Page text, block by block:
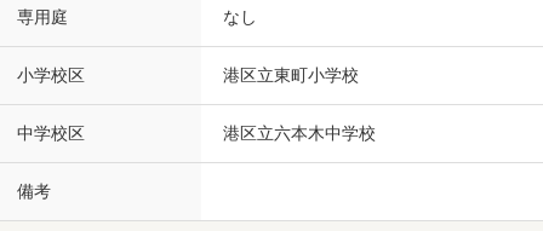
専用庭 なし
小学校区 港区立東町小学校
中学校区 港区立六本木中学校
備考